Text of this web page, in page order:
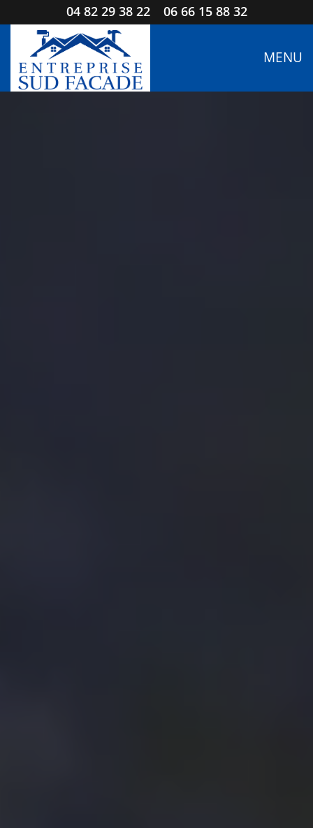
04 82 29 38 22 06 66 15 88 32
MENU